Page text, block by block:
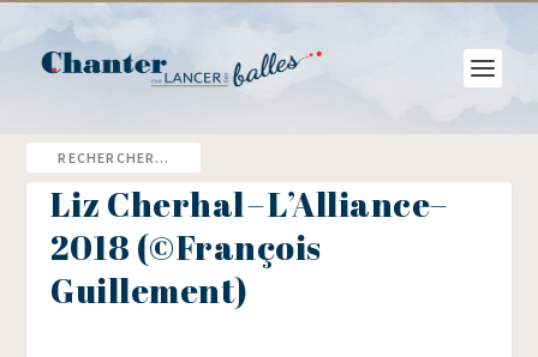
Liz Cherhal – L’Alliance–
2018 (©François
Guillement)